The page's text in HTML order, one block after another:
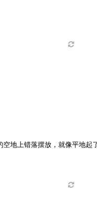
地上错落摆放，就像平地起